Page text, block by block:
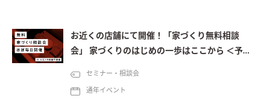
お近くの店舗にて開催！「家づくり無料相談
会」 家づくりのはじめの一歩はここから ＜予約
セミナー・相談会
通年イベント